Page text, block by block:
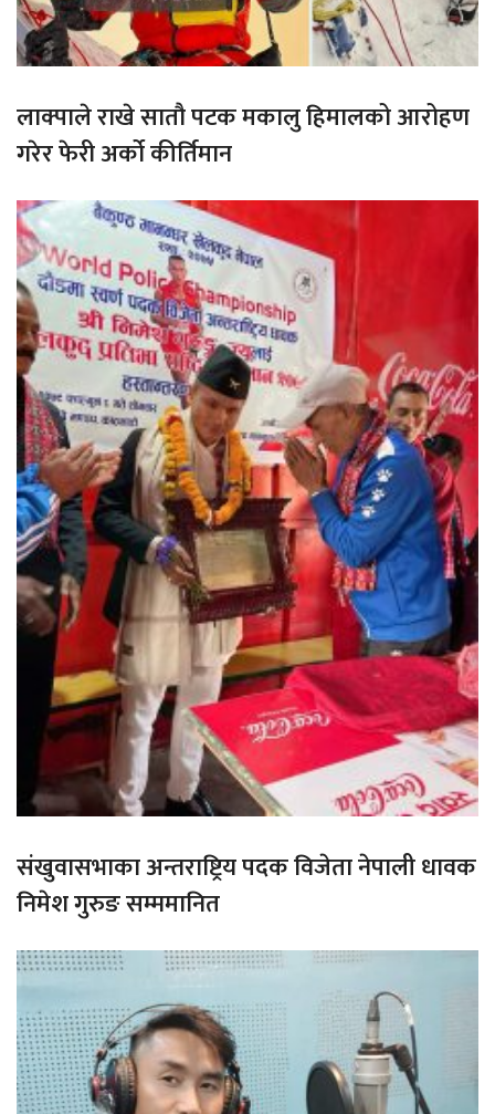
लाक्पाले राखे सातौ पटक मकालु हिमालको आरोहण
गरेर फेरी अर्को कीर्तिमान
संखुवासभाका अन्तराष्ट्रिय पदक विजेता नेपाली धावक
निमेश गुरुङ सम्ममानित